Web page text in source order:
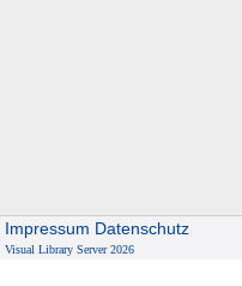
Impressum Datenschutz
Visual Library Server 2026